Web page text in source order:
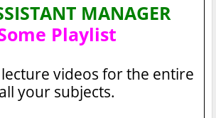
MANAGER
Playlist
videos for the entire
your subjects.